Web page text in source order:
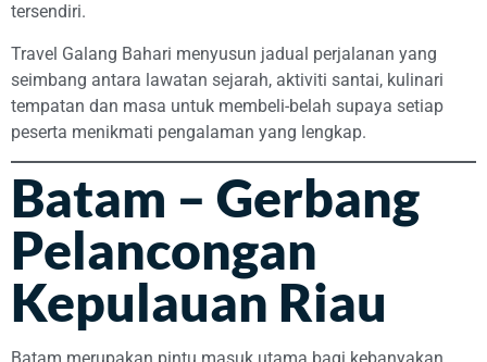
tersendiri.
Travel Galang Bahari menyusun jadual perjalanan yang
seimbang antara lawatan sejarah, aktiviti santai, kulinari
tempatan dan masa untuk membeli-belah supaya setiap
peserta menikmati pengalaman yang lengkap.
Batam – Gerbang
Pelancongan
Kepulauan Riau